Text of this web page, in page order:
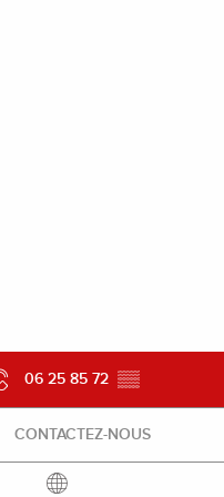
06 25 85 72 ▒▒
CONTACTEZ-NOUS